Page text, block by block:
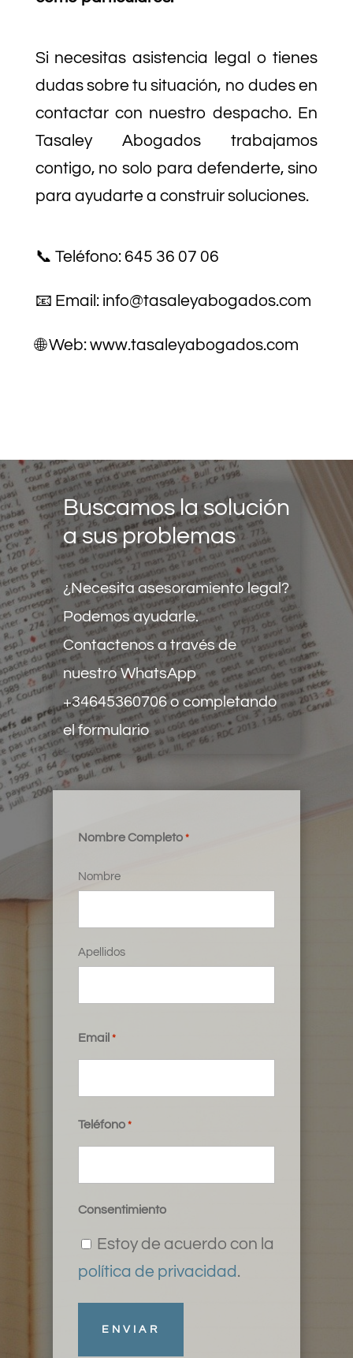
Si necesitas asistencia legal o tienes
dudas sobre tu situación, no dudes en
contactar con nuestro despacho. En
Tasaley Abogados trabajamos
contigo, no solo para defenderte, sino
para ayudarte a construir soluciones.
📞 Teléfono: 645 36 07 06
📧 Email: info@tasaleyabogados.com
🌐 Web:www.tasaleyabogados.com
Buscamos la solución
a sus problemas
¿Necesita asesoramiento legal?
Podemos ayudarle.
Contactenos a través de
nuestroWhatsApp
+34645360706o completando
el formulario
Nombre Completo *
Nombre
Apellidos
Email *
Teléfono *
Consentimiento
Estoy de acuerdo con la
política de privacidad.